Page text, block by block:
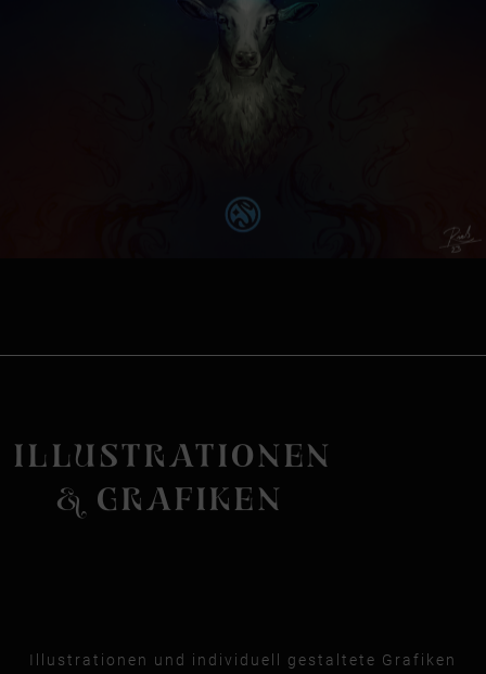
ILLUSTRATIONEN
& GRAFIKEN
Illustrationen und individuell gestaltete Grafiken